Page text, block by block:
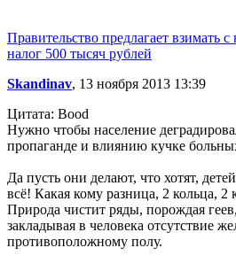
Правительство предлагает взимать
налог 500 тысяч рублей
Skandinav, 13 ноября 2013 13:39
Цитата: Bood
Нужно чтобы население
пропаганде и влиянию кучке
Да пусть они делают, что хотят,
всё! Какая кому разница, 2 кольца, 2
Природа чистит ряды, порождая
закладывая в человека отсутствие
противоположному полу.